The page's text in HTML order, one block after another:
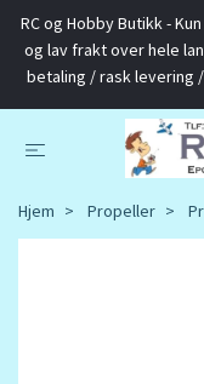
RC og Hobby Butikk -
og lav frakt over hele
betaling / rask levering /
Hjem Propeller